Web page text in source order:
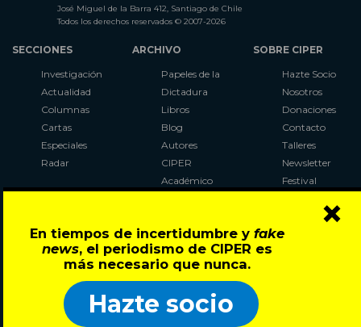
En tiempos de incertidumbre y fake
news, el periodismo de CIPER es
más necesario que nunca.
Hazte socio
×
José Miguel de la Barra 412, Santiago de Chile
Todos los derechos reservados © 2007-2026
SECCIONES
Investigación
Actualidad
Columnas
Cartas
Especiales
Radar
ARCHIVO
Papeles de la
Dictadura
Libros
Blog
Autores
CIPER
Académico
Al Plebiscito
con CIPER
SOBRE CIPER
Hazte Socio
Nosotros
Donaciones
Contacto
Talleres
Newsletter
Festival